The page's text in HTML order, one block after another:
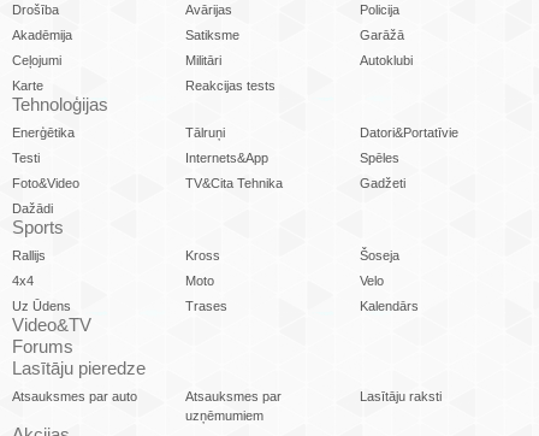
Drošība Avārijas
Policija
Akadēmija
Satiksme
Garāžā
Ceļojumi
Militāri
Autoklubi
Karte
Reakcijas tests
Tehnoloģijas
Enerģētika Tālruņi
Datori&Portatīvie
Testi
Internets&App
Spēles
Foto&Video
TV&Cita Tehnika
Gadžeti
Dažādi
Sports
Rallijs Kross
Šoseja
4x4
Moto
Velo
Uz Ūdens
Trases Kalendārs
Video&TV
Forums
Lasītāju pieredze
Atsauksmes par auto
Atsauksmes par
uzņēmumiem
Lasītāju raksti